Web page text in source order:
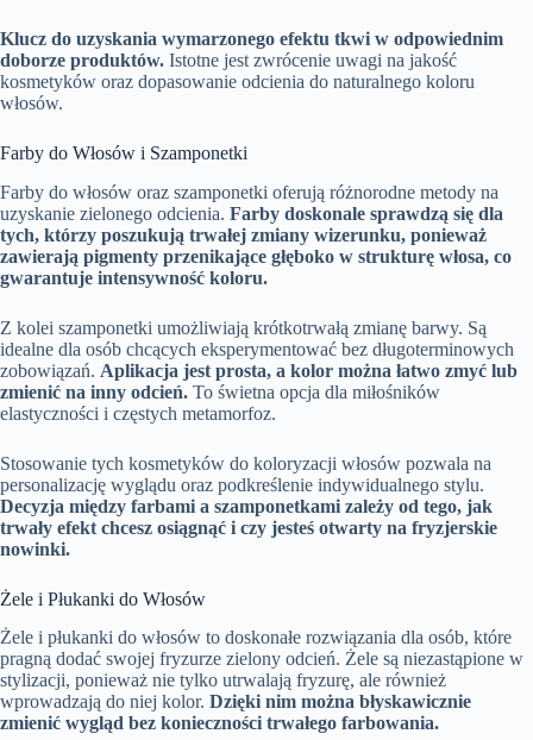
Klucz do uzyskania wymarzonego efektu tkwi w odpowiednim
doborze produktów. Istotne jest zwrócenie uwagi na jakość
kosmetyków oraz dopasowanie odcienia do naturalnego koloru
włosów.
Farby do Włosów i Szamponetki
Farby do włosów oraz szamponetki oferują różnorodne metody na
uzyskanie zielonego odcienia. Farby doskonale sprawdzą się dla
tych, którzy poszukują trwałej zmiany wizerunku, ponieważ
zawierają pigmenty przenikające głęboko w strukturę włosa, co
gwarantuje intensywność koloru.
Z kolei szamponetki umożliwiają krótkotrwałą zmianę barwy. Są
idealne dla osób chcących eksperymentować bez długoterminowych
zobowiązań. Aplikacja jest prosta, a kolor można łatwo zmyć lub
zmienić na inny odcień. To świetna opcja dla miłośników
elastyczności i częstych metamorfoz.
Stosowanie tych kosmetyków do koloryzacji włosów pozwala na
personalizację wyglądu oraz podkreślenie indywidualnego stylu.
Decyzja między farbami a szamponetkami zależy od tego, jak
trwały efekt chcesz osiągnąć i czy jesteś otwarty na fryzjerskie
nowinki.
Żele i Płukanki do Włosów
Żele i płukanki do włosów to doskonałe rozwiązania dla osób, które
pragną dodać swojej fryzurze zielony odcień. Żele są niezastąpione w
stylizacji, ponieważ nie tylko utrwalają fryzurę, ale również
wprowadzają do niej kolor. Dzięki nim można błyskawicznie
zmienić wygląd bez konieczności trwałego farbowania.